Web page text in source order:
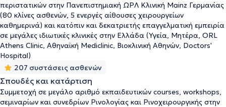
περιστατικών στην Πανεπιστημιακή ΩΡΛ Κλινική Mainz Γερμανίας
(80 κλίνες ασθενών, 5 ενεργές αίθουσες χειρουργείων
καθημερινά) και κατόπιν και δεκατριετής επαγγελματική εμπειρία
σε μεγάλες ιδιωτικές κλινικές στην Ελλάδα (Υγεία, Μητέρα, ORL
Athens Clinic, Αθηναϊκή Mediclinic, Βιοκλινική Αθηνών, Doctors'
Hospital)
207 συστάσεις ασθενών
Σπουδές και κατάρτιση
Συμμετοχή σε μεγάλο αριθμό εκπαιδευτικών courses, workshops,
σεμιναρίων και συνεδρίων Ρινολογίας και Ρινοχειρουργικής στην